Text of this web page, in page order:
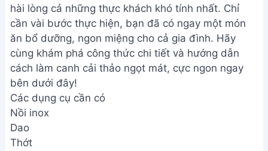
hài lòng cả những thực khách khó tính nhất. Chỉ
cần vài bước thực hiện, bạn đã có ngay một món
ăn bổ dưỡng, ngon miệng cho cả gia đình. Hãy
cùng khám phá công thức chi tiết và hướng dẫn
cách làm canh cải thảo ngọt mát, cực ngon ngay
bên dưới đây!
Các dụng cụ cần có
Nồi inox
Dao
Thớt